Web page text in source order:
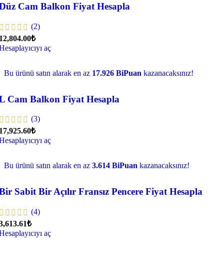
Cam Balkon Fiyat Hesapla
(2)
aç
Bu ürünü satın alarak en az 17.926 BiPuan kazanacaksınız!
Cam Balkon Fiyat Hesapla
(3)
aç
Bu ürünü satın alarak en az 3.614 BiPuan kazanacaksınız!
Sabit Bir Açılır Fransız Pencere Fiyat Hesapla
(4)
aç